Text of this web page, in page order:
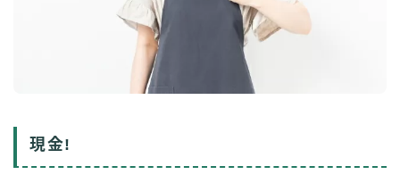
現金!